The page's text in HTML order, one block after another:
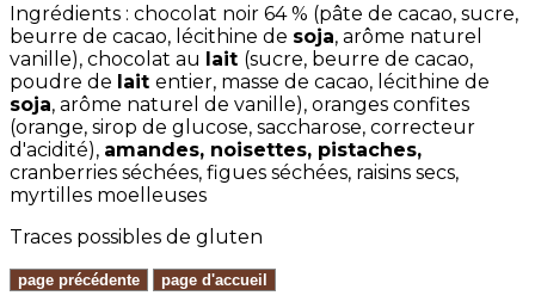
Ingrédients : chocolat noir 64 % (pâte de cacao, sucre,
beurre de cacao, lécithine de soja, arôme naturel
vanille), chocolat au lait (sucre, beurre de cacao,
poudre de lait entier, masse de cacao, lécithine de
soja, arôme naturel de vanille), oranges confites
(orange, sirop de glucose, saccharose, correcteur
d'acidité), amandes, noisettes, pistaches,
cranberries séchées, figues séchées, raisins secs,
myrtilles moelleuses
Traces possibles de gluten